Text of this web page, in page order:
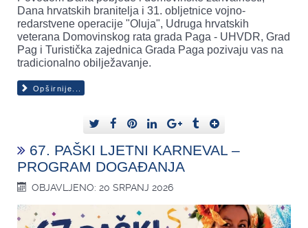
Dana hrvatskih branitelja i 31. obljetnice vojno-
redarstvene operacije "Oluja", Udruga hrvatskih
veterana Domovinskog rata grada Paga - UHVDR, Grad
Pag i Turistička zajednica Grada Paga pozivaju vas na
tradicionalno obilježavanje.
Opširnije...
67. PAŠKI LJETNI KARNEVAL –
PROGRAM DOGAĐANJA
OBJAVLJENO: 20 SRPANJ 2026